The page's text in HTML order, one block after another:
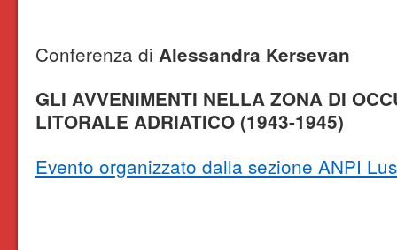
Conferenza di Alessandra Kersevan
GLI AVVENIMENTI NELLA ZONA DI
LITORALE ADRIATICO (1943-1945)
Evento organizzato dalla sezione ANPI